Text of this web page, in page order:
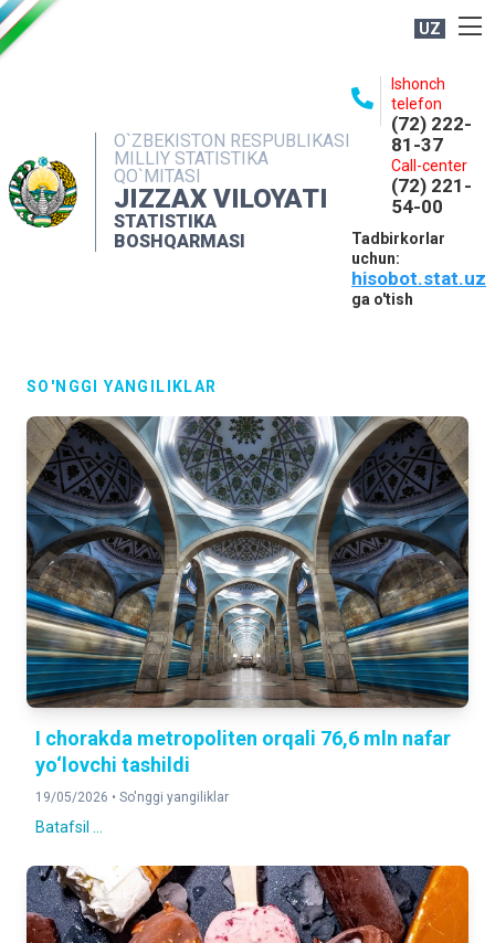
UZ
O`ZBEKISTON RESPUBLIKASI
MILLIY STATISTIKA
QO`MITASI
JIZZAX VILOYATI
STATISTIKA
BOSHQARMASI
Ishonch
telefon
(72) 222-
81-37
Call-center
(72) 221-
54-00
Tadbirkorlar
uchun:
hisobot.stat.uz
ga o'tish
NASHRLAR
INTERAKTIV XIZMATLAR
MATBUOT XIZMATI
SO'NGGI YANGILIKLAR
I chorakda metropoliten orqali 76,6 mln nafar
yo‘lovchi tashildi
19/05/2026 • So'nggi yangiliklar
Batafsil ...